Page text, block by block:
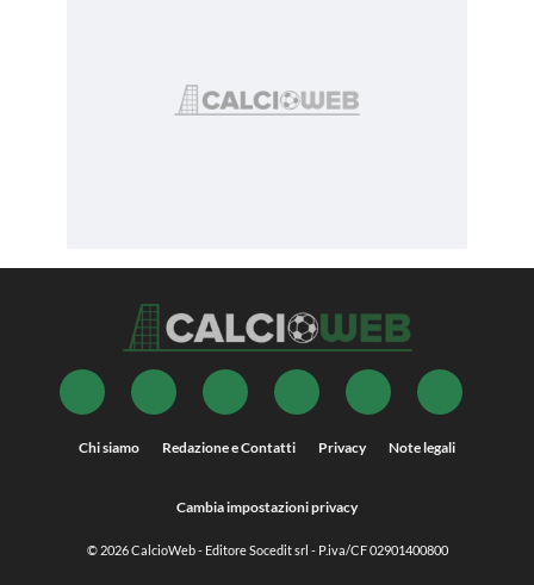
Chi siamo Redazione e Contatti Privacy Note legali
Cambia impostazioni privacy
© 2026CalcioWeb- Editore Socedit srl - P.iva/CF 02901400800